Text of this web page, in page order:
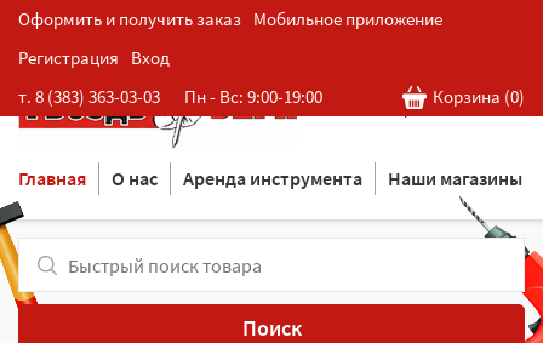
Оформить и получить заказ Мобильное приложение
Регистрация
Вход
т. 8 (383) 363-03-03
Пн - Вс: 9:00-19:00 Корзина (0)
Розничная cеть магазинов
в Новосибирске
Главная О нас Аренда инструмента Наши магазины
Поиск